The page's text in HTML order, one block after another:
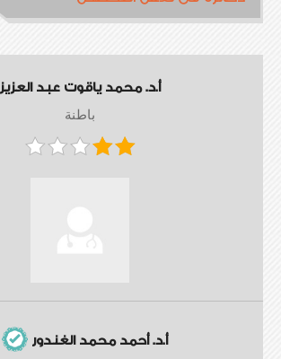
أ.د. محمد ياقوت عبد العزيز
باطنة
أ.د. أحمد محمد الغندور